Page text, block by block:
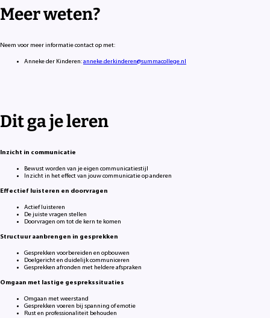
Meer weten?
Neem voor meer informatie contact op met:
Anneke der Kinderen:anneke.derkinderen@summacollege.nl
Dit ga je leren
Inzicht in communicatie
Bewust worden van je eigen communicatiestijl
Inzicht in het effect van jouw communicatie op anderen
Effectief luisteren en doorvragen
Actief luisteren
De juiste vragen stellen
Doorvragen om tot de kern te komen
Structuur aanbrengen in gesprekken
Gesprekken voorbereiden en opbouwen
Doelgericht en duidelijk communiceren
Gesprekken afronden met heldere afspraken
Omgaan met lastige gesprekssituaties
Omgaan met weerstand
Gesprekken voeren bij spanning of emotie
Rust en professionaliteit behouden